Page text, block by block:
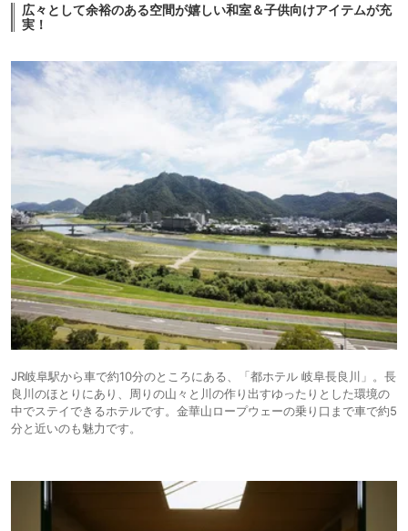
広々として余裕のある空間が嬉しい和室＆子供向けアイテムが充
実！
JR岐阜駅から車で約10分のところにある、「都ホテル 岐阜長良川」。長
良川のほとりにあり、周りの山々と川の作り出すゆったりとした環境の
中でステイできるホテルです。金華山ロープウェーの乗り口まで車で約5
分と近いのも魅力です。